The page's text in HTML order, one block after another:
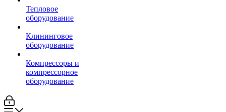
Тепловое
оборудование
Клининговое
оборудование
Компрессоры и
компрессорное
оборудование